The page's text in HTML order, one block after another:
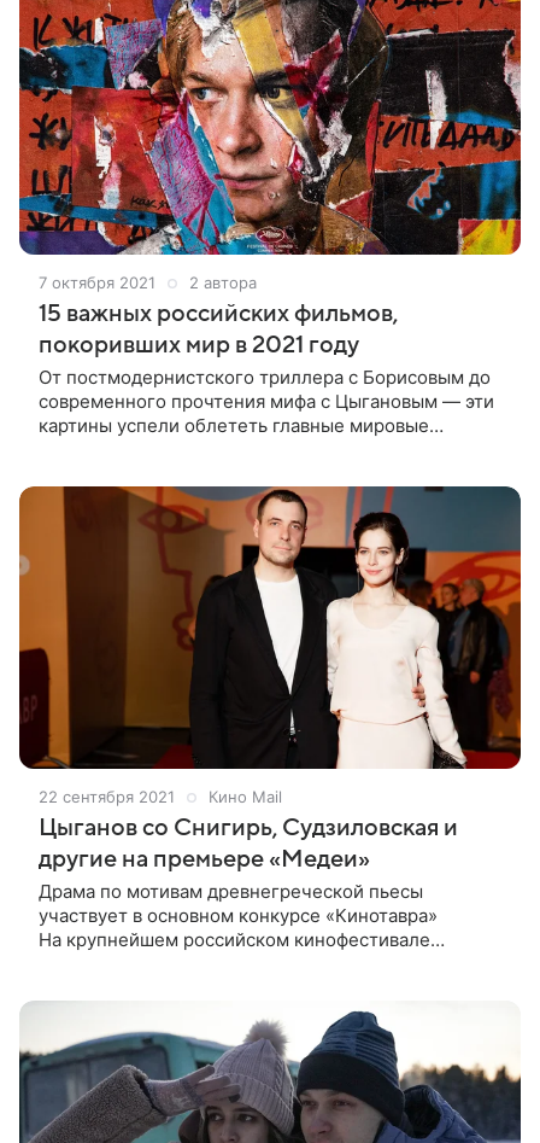
7 октября 2021 2 автора
15 важных российских фильмов,
покоривших мир в 2021 году
От постмодернистского триллера с Борисовым до
современного прочтения мифа с Цыгановым — эти
картины успели облететь главные мировые
22 сентября 2021 Кино Mail
Цыганов со Снигирь, Судзиловская и
другие на премьере «Медеи»
Драма по мотивам древнегреческой пьесы
участвует в основном конкурсе «Кинотавра»
На крупнейшем российском кинофестивале